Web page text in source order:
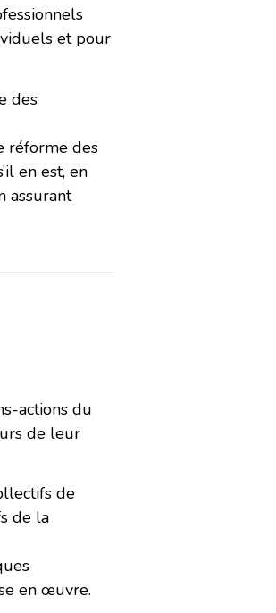
et pour
des
réforme des
en est, en
assurant
actions du
de leur
de
de la
en œuvre.